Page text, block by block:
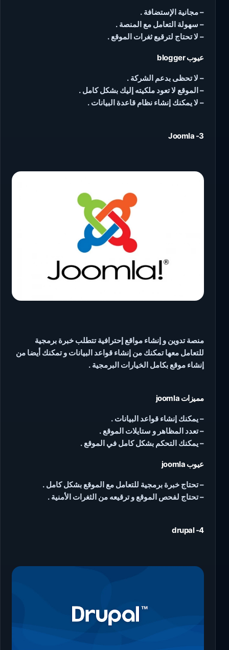
– مجانية الإستضافة .
– سهولة التعامل مع المنصة .
– لا تحتاج لترقيع ثغرات الموقع .
عيوب blogger
– لا تحظى بدعم الشركة .
– الموقع لا تعود ملكيته إليك بشكل كامل .
– لا يمكنك إنشاء نظام قاعدة البيانات .
3- Joomla
منصة تدوين و إنشاء مواقع إحترافية تتطلب خبرة برمجية
للتعامل معها تمكنك من إنشاء قواعد البيانات و تمكنك أيضا من
إنشاء موقع بكامل الخيارات البرمجية .
مميزات joomla
– يمكنك إنشاء قواعد البيانات .
– تعدد المظاهر و ستايلات الموقع .
– يمكنك التحكم بشكل كامل في الموقع .
عيوب joomla
– تحتاج خبرة برمجية للتعامل مع الموقع بشكل كامل .
– تحتاج لفحص الموقع و ترقيعه من الثغرات الأمنية .
4- drupal